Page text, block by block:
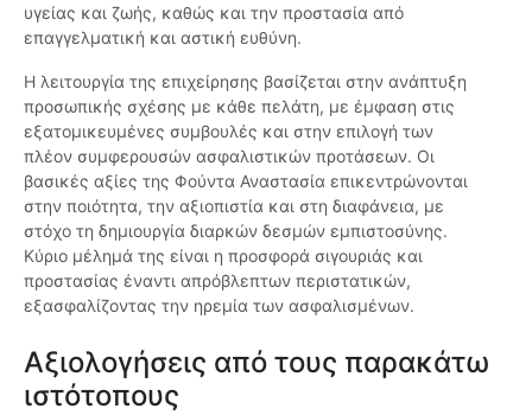
υγείας και ζωής, καθώς και την προστασία από
επαγγελματική και αστική ευθύνη.
Η λειτουργία της επιχείρησης βασίζεται στην ανάπτυξη
προσωπικής σχέσης με κάθε πελάτη, με έμφαση στις
εξατομικευμένες συμβουλές και στην επιλογή των
πλέον συμφερουσών ασφαλιστικών προτάσεων. Οι
βασικές αξίες της Φούντα Αναστασία επικεντρώνονται
στην ποιότητα, την αξιοπιστία και στη διαφάνεια, με
στόχο τη δημιουργία διαρκών δεσμών εμπιστοσύνης.
Κύριο μέλημά της είναι η προσφορά σιγουριάς και
προστασίας έναντι απρόβλεπτων περιστατικών,
εξασφαλίζοντας την ηρεμία των ασφαλισμένων.
Αξιολογήσεις από τους παρακάτω
ιστότοπους